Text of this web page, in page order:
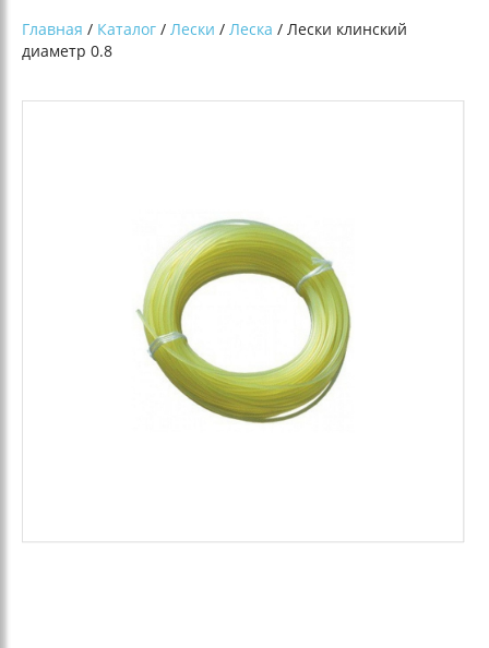
Главная / Каталог / Лески / Леска / Лески клинский
диаметр 0.8